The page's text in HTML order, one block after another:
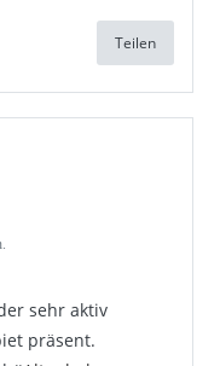
Teilen
sehr aktiv
präsent.